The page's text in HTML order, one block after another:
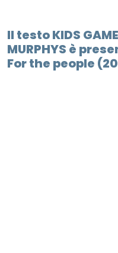
Il testo KIDS
MURPHYS è
For the people